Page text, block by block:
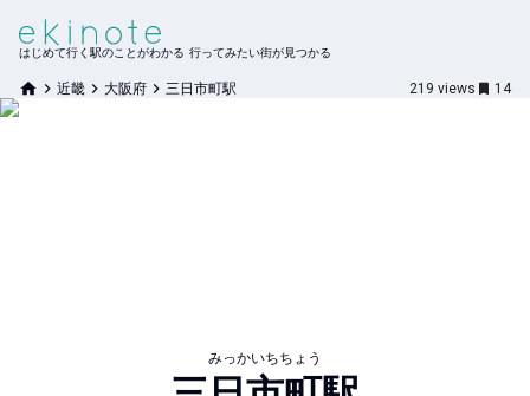
はじめて行く駅のことがわかる 行ってみたい街が見つかる
近畿 大阪府 三日市町駅 219 views 14
みっかいちちょう